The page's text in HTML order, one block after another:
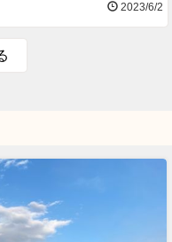
2023/6/2